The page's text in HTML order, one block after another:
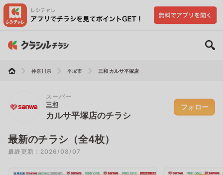
神奈川県 平塚市 三和 カルサ平塚店
スーパー
三和
カルサ平塚店のチラシ
フォロー
最新のチラシ（全4枚）
最終更新：2026/08/07